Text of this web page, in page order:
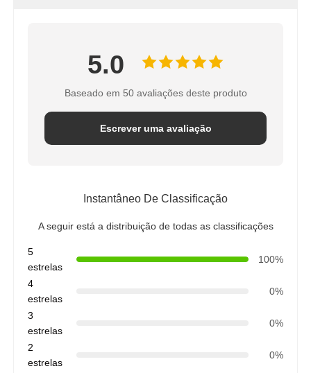
5.0
Baseado em 50 avaliações deste produto
Escrever uma avaliação
Instantâneo De Classificação
A seguir está a distribuição de todas as classificações
5
estrelas
100%
4
estrelas
0%
3
estrelas
0%
2
estrelas
0%